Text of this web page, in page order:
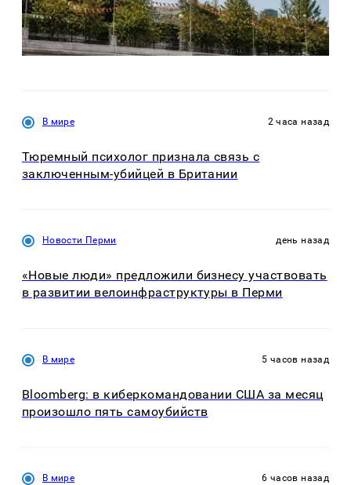
В мире 2 часа назад
Тюремный психолог признала связь с
заключенным-убийцей в Британии
Новости Перми день назад
«Новые люди» предложили бизнесу участвовать
в развитии велоинфраструктуры в Перми
В мире 5 часов назад
Bloomberg: в киберкомандовании США за месяц
произошло пять самоубийств
В мире 6 часов назад